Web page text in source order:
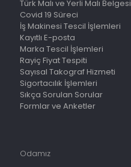
Türk Malı ve Yerli Malı Belgesi
Covid 19 Süreci
İş Makinesi Tescil İşlemleri
Kayıtlı E-posta
Marka Tescil İşlemleri
Rayiç Fiyat Tespiti
Sayısal Takograf Hizmeti
Sigortacılık İşlemleri
Sıkça Sorulan Sorular
Formlar ve Anketler
Odamız